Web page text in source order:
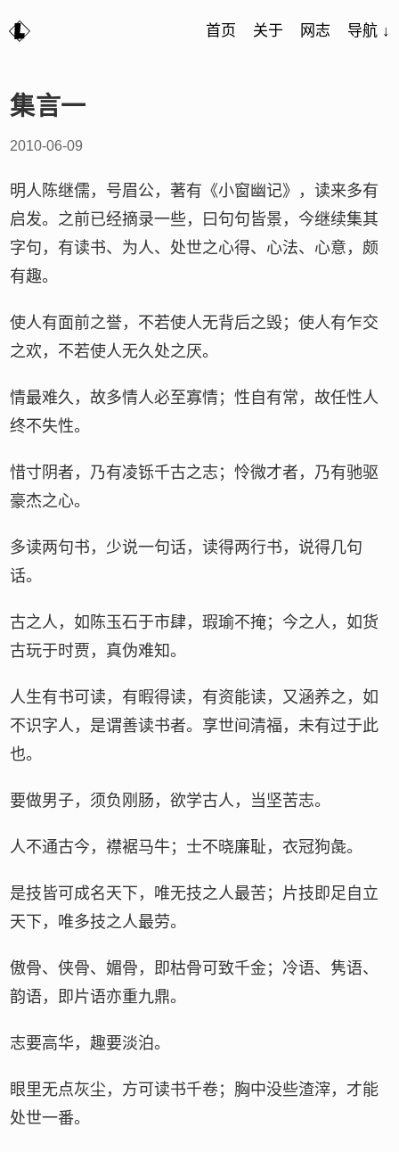
首页 关于 网志 导航 ↓
集言一
2010-06-09
明人陈继儒，号眉公，著有《小窗幽记》，读来多有
启发。之前已经摘录一些，曰句句皆景，今继续集其
字句，有读书、为人、处世之心得、心法、心意，颇
有趣。
使人有面前之誉，不若使人无背后之毁；使人有乍交
之欢，不若使人无久处之厌。
情最难久，故多情人必至寡情；性自有常，故任性人
终不失性。
惜寸阴者，乃有凌铄千古之志；怜微才者，乃有驰驱
豪杰之心。
多读两句书，少说一句话，读得两行书，说得几句
话。
古之人，如陈玉石于市肆，瑕瑜不掩；今之人，如货
古玩于时贾，真伪难知。
人生有书可读，有暇得读，有资能读，又涵养之，如
不识字人，是谓善读书者。享世间清福，未有过于此
也。
要做男子，须负刚肠，欲学古人，当坚苦志。
人不通古今，襟裾马牛；士不晓廉耻，衣冠狗彘。
是技皆可成名天下，唯无技之人最苦；片技即足自立
天下，唯多技之人最劳。
傲骨、侠骨、媚骨，即枯骨可致千金；冷语、隽语、
韵语，即片语亦重九鼎。
志要高华，趣要淡泊。
眼里无点灰尘，方可读书千卷；胸中没些渣滓，才能
处世一番。